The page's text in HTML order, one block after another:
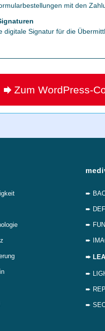
mit den
digitale Signatur für die
Zum WordPress-
➨
➨
➨
➨
➨
➨
➨
➨